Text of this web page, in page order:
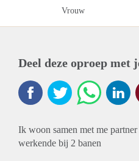
Vrouw
Deel deze oproep met
Ik woon samen met me
werkende bij 2 banen